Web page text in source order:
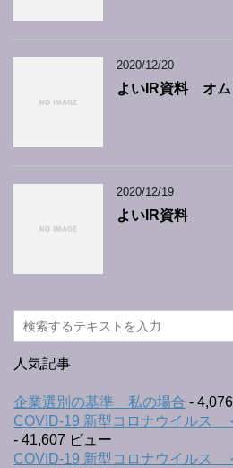
2020/12/20
よいIR資料 オム
2020/12/19
よいIR資料
人気記事
企業選別の基準 私の場合 -
COVID-19 新型コロナウイルス
- 41,607 ビュー
COVID-19 新型コロナウイルス